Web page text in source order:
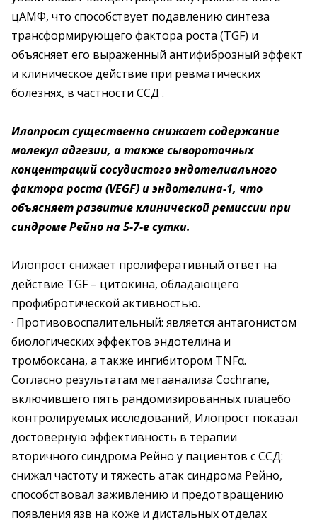
цАМФ, что способствует подавлению синтеза
трансформирующего фактора роста (TGF) и
объясняет его выраженный антифиброзный эффект
и клиническое действие при ревматических
болезнях, в частности ССД .
Илопрост существенно снижает содержание
молекул адгезии, а также сывороточных
концентраций сосудистого эндотелиального
фактора роста (VEGF) и эндотелина-1, что
объясняет развитие клинической ремиссии при
синдроме Рейно на 5-7-е сутки.
Илопрост снижает пролиферативный ответ на
действие TGF – цитокина, обладающего
профибротической активностью.
· Противовоспалительный: является антагонистом
биологических эффектов эндотелина и
тромбоксана, а также ингибитором TNFα.
Согласно результатам метаанализа Cochrane,
включившего пять рандомизированных плацебо
контролируемых исследований, Илопрост показал
достоверную эффективность в терапии
вторичного синдрома Рейно у пациентов с ССД:
снижал частоту и тяжесть атак синдрома Рейно,
способствовал заживлению и предотвращению
появления язв на коже и дистальных отделах